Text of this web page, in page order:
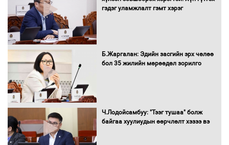
оролцлоо
С.Амарсайхан: Иргэдийг хохироосон
ААН-ийн нуугтмал хөрөнгийг
Н.Номтойбаяр: Аймгуудад тулгамдаж
гэдэг уламжлалт гэмт хэрэг
Б.Жаргалан: Эдийн засгийн эрх чөлөө
бол 35 жилийн мөрөөдөл зорилго
Ч.Лодойсамбуу: "Тээг тушаа" болж
байгаа хуулиудын өөрчлөлт хэзээ вэ